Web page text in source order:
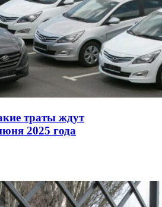
траты ждут
2025 года